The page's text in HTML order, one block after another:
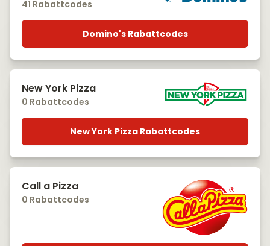
41 Rabattcodes
Domino's Rabattcodes
New York Pizza
0 Rabattcodes
New York Pizza Rabattcodes
Call a Pizza
0 Rabattcodes